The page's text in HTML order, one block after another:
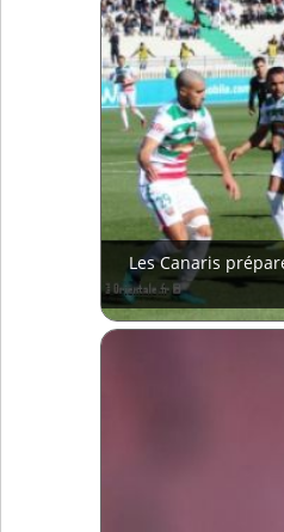
Les Canaris